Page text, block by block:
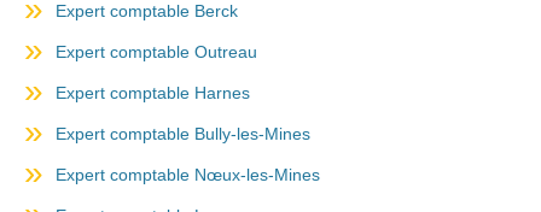
Expert comptable Berck
Expert comptable Outreau
Expert comptable Harnes
Expert comptable Bully-les-Mines
Expert comptable Nœux-les-Mines